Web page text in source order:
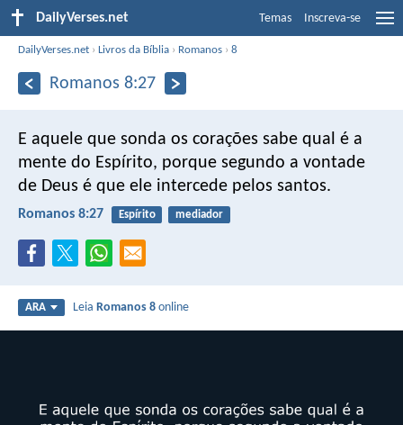
DailyVerses.net Temas Inscreva-se
DailyVerses.net ›Livros da Bíblia › Romanos ›8
Romanos 8:27
E aquele que sonda os corações sabe qual é a
mente do Espírito, porque segundo a vontade
de Deus é que ele intercede pelos santos.
Romanos 8:27 Espírito mediador
ARA LeiaRomanos 8 online